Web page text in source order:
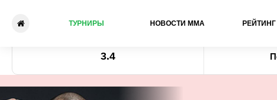
ТУРНИРЫ НОВОСТИ ММА
Рональд Парадайзер - Джек
Коэффициент
3.4